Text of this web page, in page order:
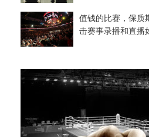
值钱的比赛，保质
击赛事录播和直播